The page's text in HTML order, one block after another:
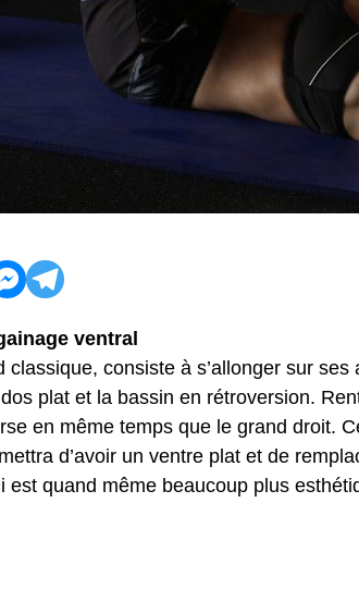
ventral
classique, consiste à s’allonger sur
plat et la bassin en rétroversion.
en même temps que le grand droit.
d’avoir un ventre plat et de
est quand même beaucoup plus